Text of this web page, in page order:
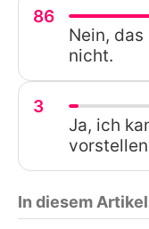
86
Nein,
nicht.
3
Ja, ich
In diesem Artikel